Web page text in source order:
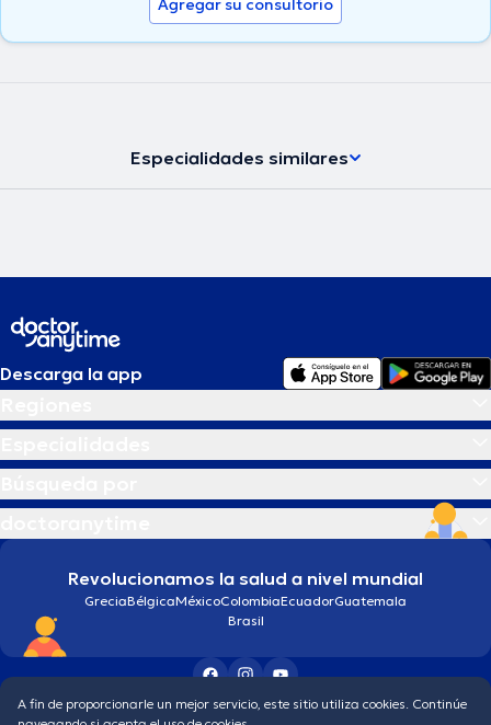
Agregar su consultorio
Especialidades similares
Descarga la app
Revolucionamos la salud a nivel mundial
GreciaBélgicaMéxicoColombiaEcuadorGuatemala
Brasil
Condiciones generales Política de protección de los datos personales
A fin de proporcionarle un mejor servicio, este sitio utiliza cookies. Continúe